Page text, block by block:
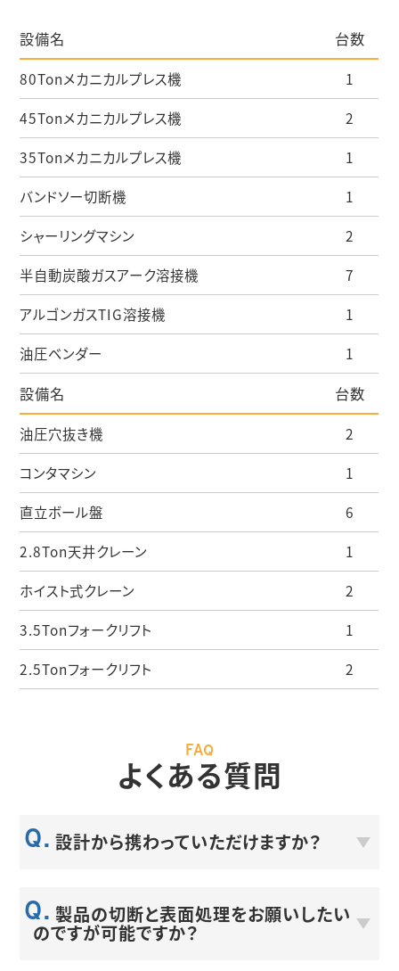
設備名 台数
80Tonメカニカルプレス機
1
45Tonメカニカルプレス機
2
35Tonメカニカルプレス機
1
バンドソー切断機
1
シャーリングマシン
2
半自動炭酸ガスアーク溶接機
7
アルゴンガスTIG溶接機
1
油圧ベンダー
1
設備名 台数
油圧穴抜き機
2
コンタマシン
1
直立ボール盤
6
2.8Ton天井クレーン
1
ホイスト式クレーン
2
3.5Tonフォークリフト
1
2.5Tonフォークリフト
2
FAQ
よくある質問
設計から携わっていただけますか？
します。
製品の切断と表面処理をお願いしたい
のですが可能ですか？